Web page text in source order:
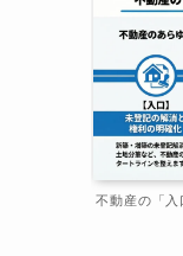
不動産の「